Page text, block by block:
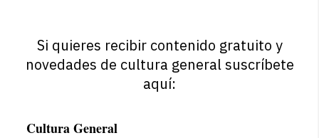
Si quieres recibir contenido gratuito y
novedades de cultura general suscríbete
aquí:
Cultura General